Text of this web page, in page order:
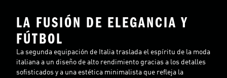
LA FUSIÓN DE ELEGANCIA Y
FÚTBOL
La segunda equipación de Italia traslada el espíritu de la moda
italiana a un diseño de alto rendimiento gracias a los detalles
sofisticados y a una estética minimalista que refleja la